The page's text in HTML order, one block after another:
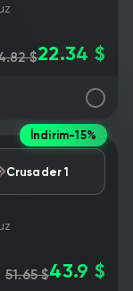
$22.34 $
İndirim-15%
Сrusader 1
51.65 $43.9 $